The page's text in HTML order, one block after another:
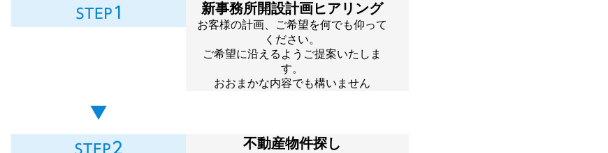
新事務所開設計画ヒアリング
お客様の計画、ご希望を何でも仰って
ください。
ご希望に沿えるようご提案いたしま
す。
おおまかな内容でも構いません
不動産物件探し